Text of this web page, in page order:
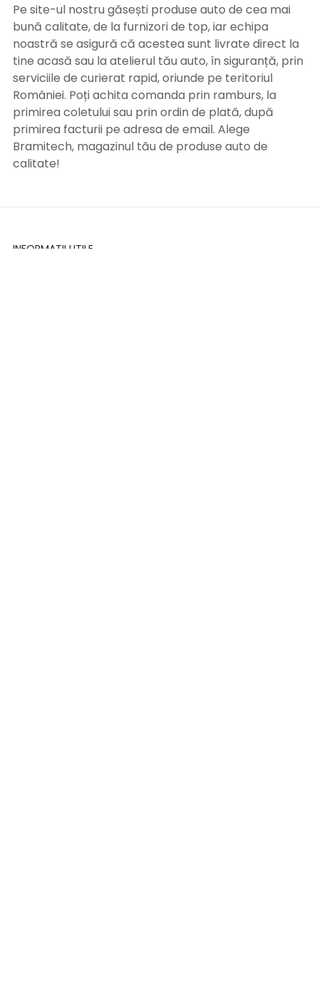
Pe site-ul nostru găsești produse auto de cea mai
bună calitate, de la furnizori de top, iar echipa
noastră se asigură că acestea sunt livrate direct la
tine acasă sau la atelierul tău auto, în siguranță, prin
serviciile de curierat rapid, oriunde pe teritoriul
României. Poți achita comanda prin ramburs, la
primirea coletului sau prin ordin de plată, după
primirea facturii pe adresa de email. Alege
Bramitech, magazinul tău de produse auto de
calitate!
INFORMATII UTILE